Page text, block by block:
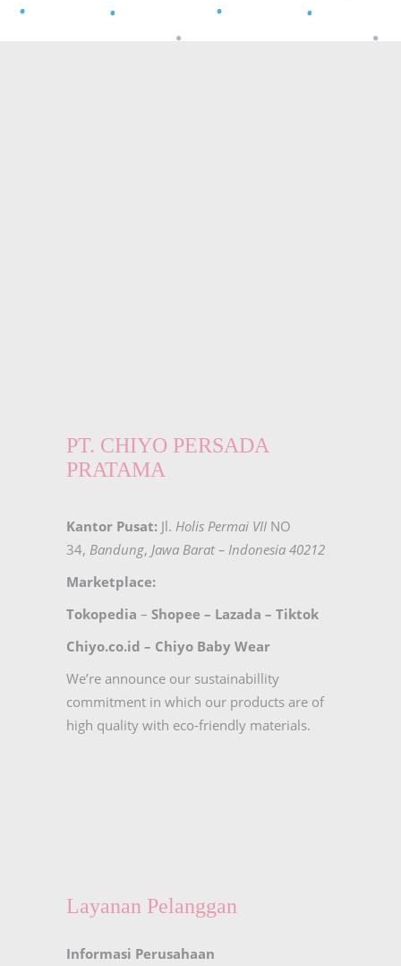
PT. CHIYO PERSADA
PRATAMA
Kantor Pusat: Jl. Holis Permai VII NO
34, Bandung, Jawa Barat – Indonesia 40212
Marketplace:
Tokopedia – Shopee – Lazada – Tiktok
Chiyo.co.id – Chiyo Baby Wear
We’re announce our sustainabillity
commitment in which our products are of
high quality with eco-friendly materials.
Layanan Pelanggan
Informasi Perusahaan